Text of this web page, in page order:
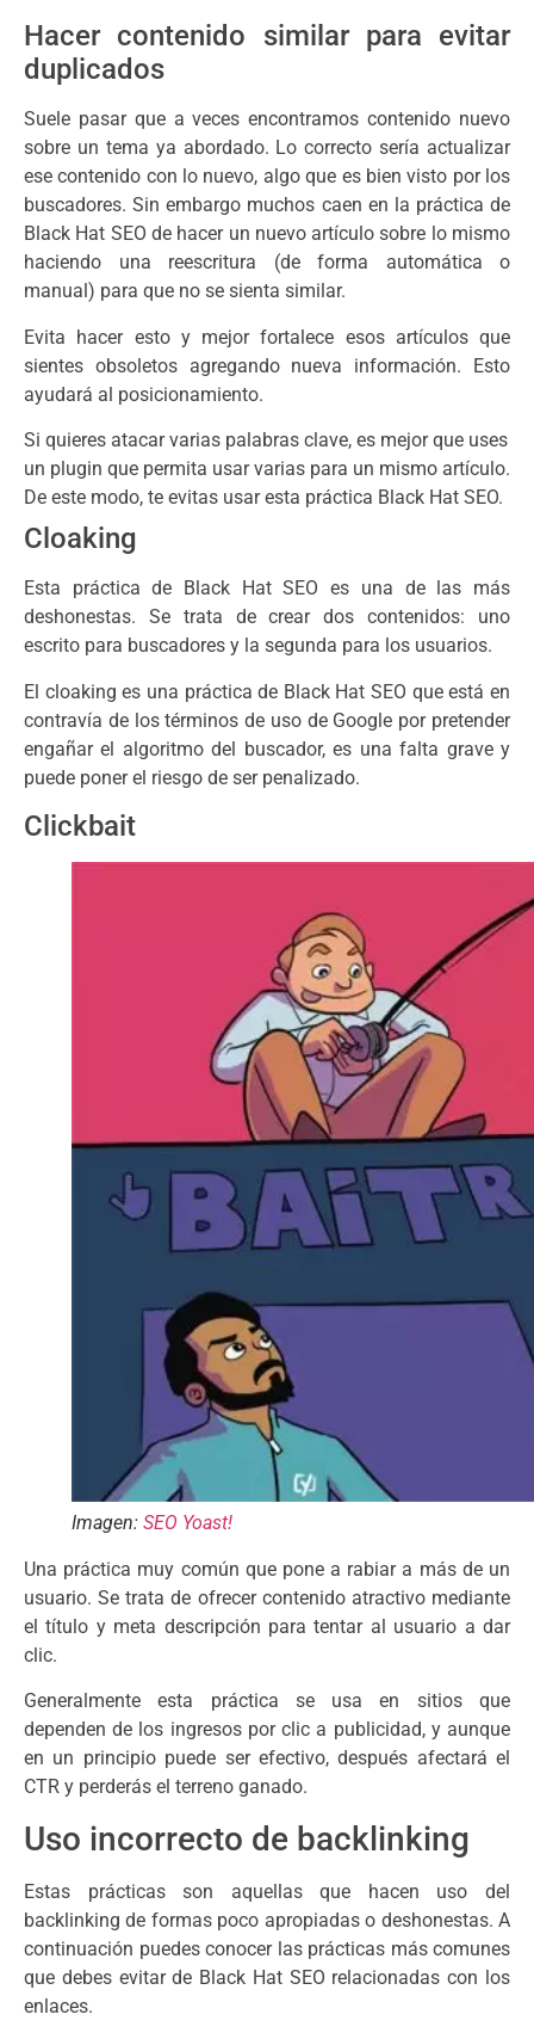
Hacer contenido similar para evitar
duplicados
Suele pasar que a veces encontramos contenido nuevo
sobre un tema ya abordado. Lo correcto sería actualizar
ese contenido con lo nuevo, algo que es bien visto por los
buscadores. Sin embargo muchos caen en la práctica de
Black Hat SEO de hacer un nuevo artículo sobre lo mismo
haciendo una reescritura (de forma automática o
manual) para que no se sienta similar.
Evita hacer esto y mejor fortalece esos artículos que
sientes obsoletos agregando nueva información. Esto
ayudará al posicionamiento.
Si quieres atacar varias palabras clave, es mejor que uses
un plugin que permita usar varias para un mismo artículo.
De este modo, te evitas usar esta práctica Black Hat SEO.
Cloaking
Esta práctica de Black Hat SEO es una de las más
deshonestas. Se trata de crear dos contenidos: uno
escrito para buscadores y la segunda para los usuarios.
El cloaking es una práctica de Black Hat SEO que está en
contravía de los términos de uso de Google por pretender
engañar el algoritmo del buscador, es una falta grave y
puede poner el riesgo de ser penalizado.
Clickbait
Imagen: SEO Yoast!
Una práctica muy común que pone a rabiar a más de un
usuario. Se trata de ofrecer contenido atractivo mediante
el título y meta descripción para tentar al usuario a dar
clic.
Generalmente esta práctica se usa en sitios que
dependen de los ingresos por clic a publicidad, y aunque
en un principio puede ser efectivo, después afectará el
CTR y perderás el terreno ganado.
Uso incorrecto de backlinking
Estas prácticas son aquellas que hacen uso del
backlinking de formas poco apropiadas o deshonestas. A
continuación puedes conocer las prácticas más comunes
que debes evitar de Black Hat SEO relacionadas con los
enlaces.